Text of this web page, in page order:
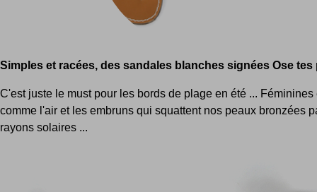
Simples et racées, des sandales blanches signées Ose tes
C'est juste le must pour les bords de plage en été ... Féminines
comme l'air et les embruns qui squattent nos peaux bronzées
rayons solaires ...